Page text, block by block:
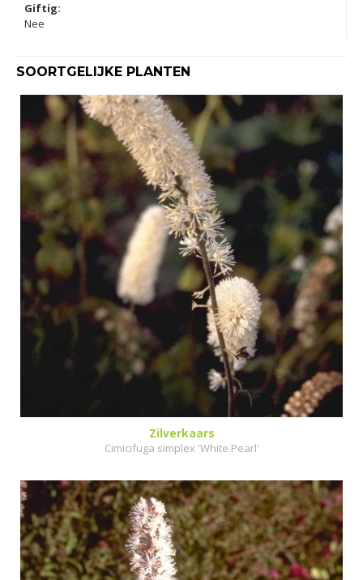
Giftig:
Nee
SOORTGELIJKE PLANTEN
Zilverkaars
Cimicifuga simplex 'White Pearl'